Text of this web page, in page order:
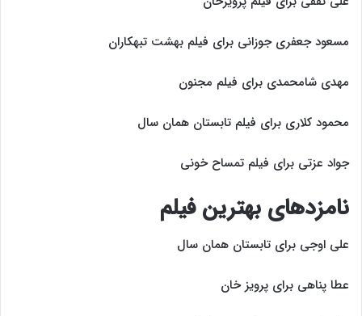
مسعود جعفری جوزانی برای فیلم بهشت تبهکاران
مهدی شامحمدی برای فیلم مجنون
محمود کلاری برای فیلم تابستان همان سال
جواد عزتی برای فیلم تمساح خونی
نامزد‌های بهترین فیلم
علی اوجی برای تابستان همان سال
عطا پناهی برای پرویز خان